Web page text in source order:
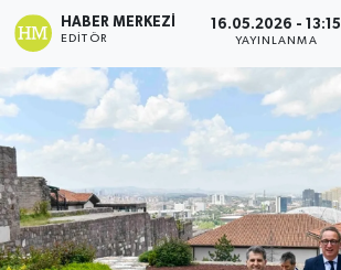
HABER MERKEZI
EDITÖR
16.05.2026 - 13:15
YAYINLANMA
Son Dakika Haberleri
Haber Arşivi